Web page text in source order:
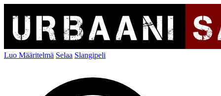
Luo Määritelmä Selaa Slangipeli